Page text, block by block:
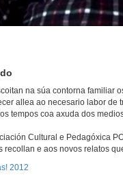
na súa contorna familiar
allea ao necesario labor
tempos coa axuda dos
Cultural e Pedagóxica
recollan e aos novos relatos
2012